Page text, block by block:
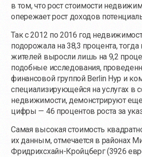
в том, что рост стоимости
опережает рост доходов
Так с 2012 по 2016 год
подорожала на 38,3 процента,
жителей выросли лишь на 9,2
подобные исследования,
финансовой группой Berlin Hyp и
специализирующейся на услугах в
недвижимости, демонстрируют
цифры — 46 процентов роста за
Самая высокая стоимость
их данным, отмечается в районах
Фридрихсхайн-Кройцберг (3926